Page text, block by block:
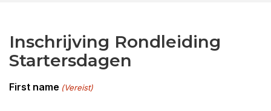
Inschrijving Rondleiding
Startersdagen
First name (Vereist)